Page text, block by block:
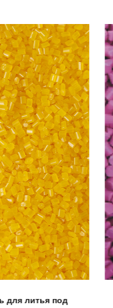
для кукурузного